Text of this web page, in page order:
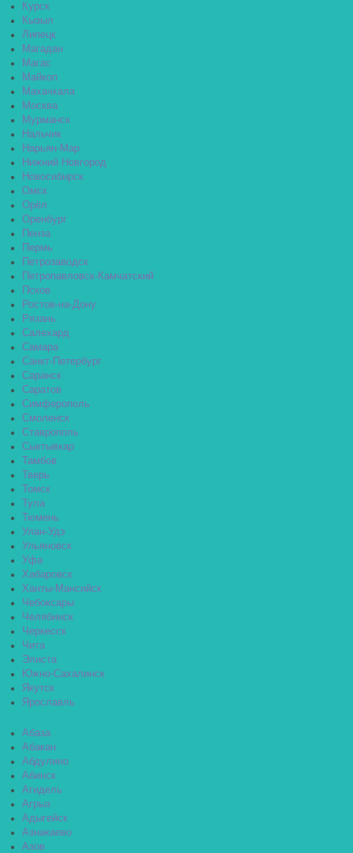
Курск
Кызыл
Липецк
Магадан
Магас
Майкоп
Махачкала
Москва
Мурманск
Нальчик
Нарьян-Мар
Нижний Новгород
Новосибирск
Омск
Орёл
Оренбург
Пенза
Пермь
Петрозаводск
Петропавловск-Камчатский
Псков
Ростов-на-Дону
Рязань
Салехард
Самара
Санкт-Петербург
Саранск
Саратов
Симферополь
Смоленск
Ставрополь
Сыктывкар
Тамбов
Тверь
Томск
Тула
Тюмень
Улан-Удэ
Ульяновск
Уфа
Хабаровск
Ханты-Мансийск
Чебоксары
Челябинск
Черкесск
Чита
Элиста
Южно-Сахалинск
Якутск
Ярославль
Абаза
Абакан
Абдулино
Абинск
Агидель
Агрыз
Адыгейск
Азнакаево
Азов